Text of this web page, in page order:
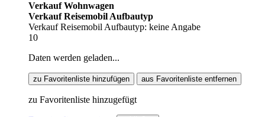
Verkauf Wohnwagen
Verkauf Reisemobil Aufbautyp
Verkauf Reisemobil Aufbautyp: keine Angabe
10
Daten werden geladen...
zu Favoritenliste hinzufügen aus Favoritenliste entfernen
zu Favoritenliste hinzugefügt